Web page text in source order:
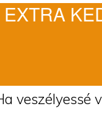
EXTRA
veszélyessé